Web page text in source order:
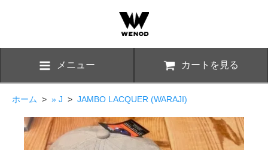
メニュー カートを見る
ホーム > » J > JAMBO LACQUER (WARAJI)